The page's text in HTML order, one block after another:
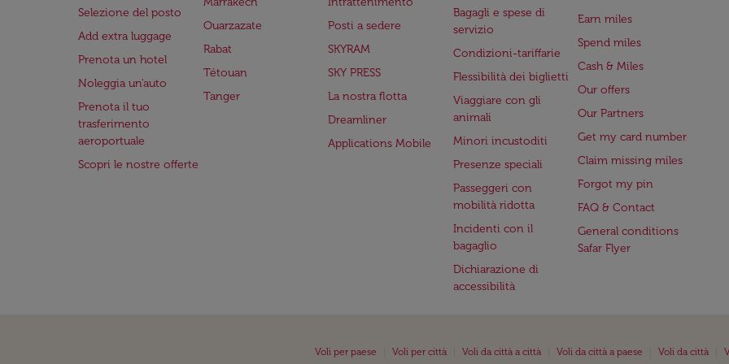
Selezione del posto
Add extra luggage
Prenota un hotel
Noleggia un'auto
Prenota il tuo
trasferimento
aeroportuale
Scopri le nostre offerte
Ouarzazate
Rabat
Tétouan
Tanger
Posti a sedere
SKYRAM
SKY PRESS
La nostra flotta
Dreamliner
Applications Mobile
Bagagli e spese di
servizio
Condizioni-tariffarie
Flessibilità dei biglietti
Viaggiare con gli
animali
Minori incustoditi
Presenze speciali
Passeggeri con
mobilità ridotta
Incidenti con il
bagaglio
Dichiarazione di
accessibilità
Earn miles
Spend miles
Cash & Miles
Our offers
Our Partners
Get my card number
Claim missing miles
Forgot my pin
FAQ & Contact
General conditions
Safar Flyer
Voli per paese Voli per città Voli da città a città Voli da città a paese Voli da città